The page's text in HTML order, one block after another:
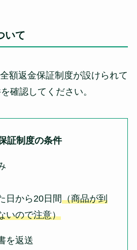
いて
額返金保証制度が設けられて
確認してください。
証制度の条件
日から20日間（商品が到
いので注意）
を返送